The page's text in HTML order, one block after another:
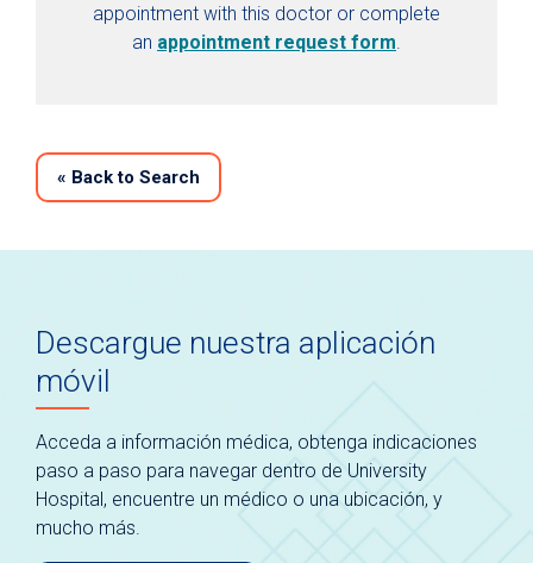
appointment with this doctor or complete
an appointment request form.
« Back to Search
Descargue nuestra aplicación
móvil
Acceda a información médica, obtenga indicaciones
paso a paso para navegar dentro de University
Hospital, encuentre un médico o una ubicación, y
mucho más.